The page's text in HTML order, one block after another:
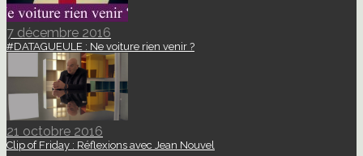
7 décembre 2016
#DATAGUEULE : Ne voiture rien venir ?
21 octobre 2016
Clip of Friday : Réflexions avec Jean Nouvel